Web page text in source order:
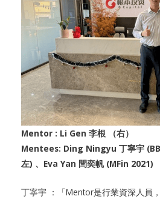
Mentor : Li Gen 李根 （右）
Mentees: Ding Ningyu 丁寧宇
左) 、Eva Yan 閆奕帆 (MFin 2021)
丁寧宇 ：「Mentor是行業資深人員